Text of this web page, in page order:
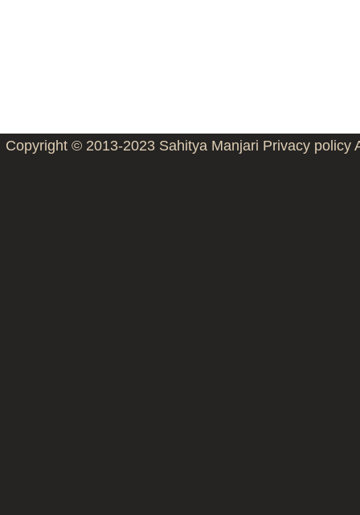
Copyright © 2013-2023 Sahitya Manjari Privacy policy